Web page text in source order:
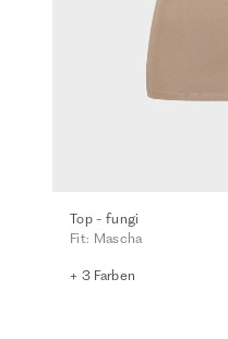
Top - fungi
Fit: Mascha
+ 3 Farben